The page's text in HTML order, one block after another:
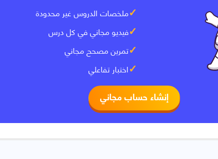
ملخصات الدروس غير محدودة
فيديو مجاني في كل درس
تمرين مصحح مجاني
اختبار تفاعلي
إنشاء حساب مجاني